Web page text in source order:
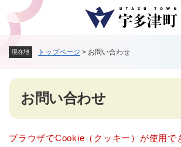
メニューを飛ばして本文へ
現在地 トップページ > お問い合わせ
本
お問い合わせ
ブラウザでCookie（クッキー）が使用で